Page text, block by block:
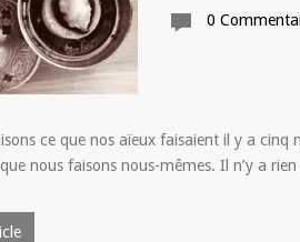
0
ce que nos aïeux faisaient il y a
nous faisons nous-mêmes. Il n’y a